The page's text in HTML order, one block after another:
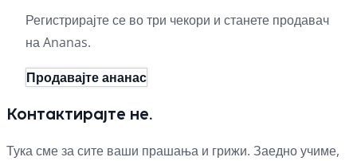
Регистрирајте се во три чекори и станете продавач
на Ananas.
Продавајте ананас
Контактирајте не.
Тука сме за сите ваши прашања и грижи. Заедно учиме,